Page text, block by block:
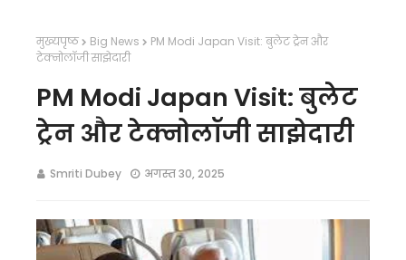
मुख्यपृष्ठ Big News
PM Modi Japan Visit: बुलेट ट्रेन और
टेक्नोलॉजी साझेदारी
PM Modi Japan Visit: बुलेट
ट्रेन और टेक्नोलॉजी साझेदारी
Smriti Dubey अगस्त 30, 2025